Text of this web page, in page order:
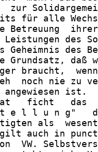
zur
für alle
Betreuung
Leistungen des
Geheimnis des
Grundsatz, daß
braucht,
noch nie zu
angewiesen ist.
ficht   das
e l l u n g"
als
auch in
VW.